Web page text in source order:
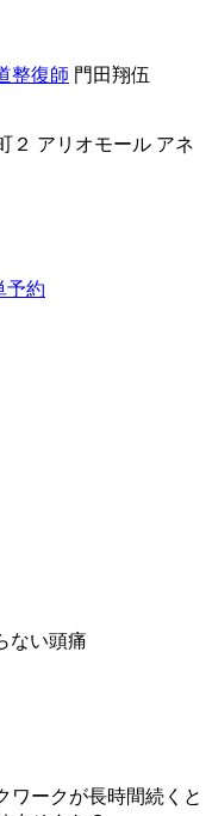
整復師 門田翔伍
２ アリオモール アネ
ない頭痛
ワークが長時間続くと